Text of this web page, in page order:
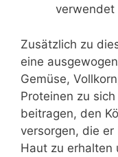
verwendet
Zusätzlich zu
eine
Gemüse,
Proteinen zu
beitragen, den
versorgen, die
Haut zu erhalten